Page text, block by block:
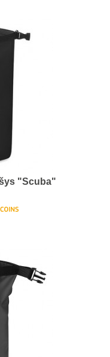
"Scuba"